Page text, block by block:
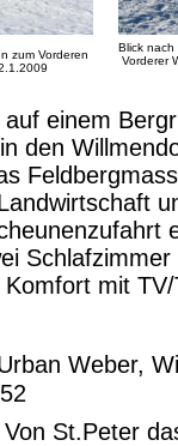
zum Vorderen
Blick nach
Vorderer
einem
den
mit
Weber,
St.Peter